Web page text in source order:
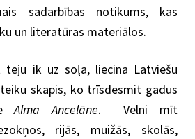
sadarbības notikums, kas
un literatūras materiālos.
teju ik uz soļa, liecina Latviešu
skapis, ko trīsdesmit gadus
Alma Ancelāne. Velni mīt
rijās, muižās, skolās,